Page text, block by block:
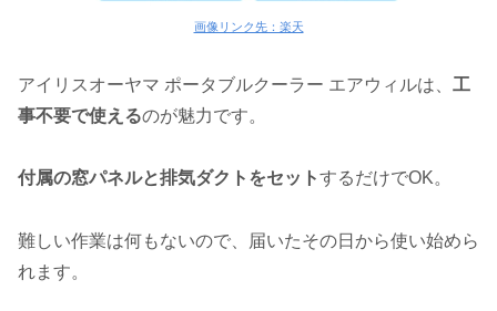
画像リンク先：楽天
アイリスオーヤマ ポータブルクーラー エアウィルは、 工
事不要で使えるのが魅力です。
付属の窓パネルと排気ダクトをセットするだけでOK。
難しい作業は何もないので、届いたその日から使い始めら
れます。